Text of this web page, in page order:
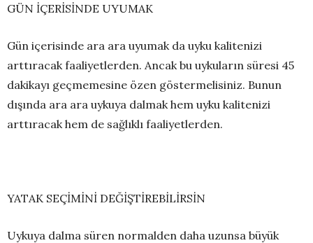
GÜN İÇERİSİNDE UYUMAK
Gün içerisinde ara ara uyumak da uyku kalitenizi
arttıracak faaliyetlerden. Ancak bu uykuların süresi 45
dakikayı geçmemesine özen göstermelisiniz. Bunun
dışında ara ara uykuya dalmak hem uyku kalitenizi
arttıracak hem de sağlıklı faaliyetlerden.
YATAK SEÇİMİNİ DEĞİŞTİREBİLİRSİN
Uykuya dalma süren normalden daha uzunsa büyük